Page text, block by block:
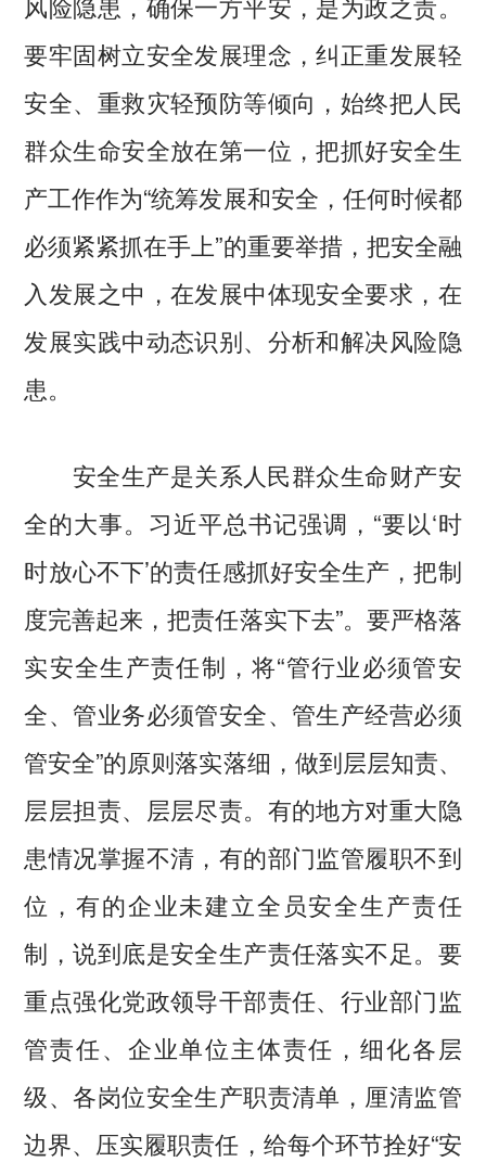
要牢固树立安全发展理念，纠正重发展轻
安全、重救灾轻预防等倾向，始终把人民
群众生命安全放在第一位，把抓好安全生
产工作作为“统筹发展和安全，任何时候都
必须紧紧抓在手上”的重要举措，把安全融
入发展之中，在发展中体现安全要求，在
发展实践中动态识别、分析和解决风险隐
患。
安全生产是关系人民群众生命财产安
全的大事。习近平总书记强调，“要以‘时
时放心不下’的责任感抓好安全生产，把制
度完善起来，把责任落实下去”。要严格落
实安全生产责任制，将“管行业必须管安
全、管业务必须管安全、管生产经营必须
管安全”的原则落实落细，做到层层知责、
层层担责、层层尽责。有的地方对重大隐
患情况掌握不清，有的部门监管履职不到
位，有的企业未建立全员安全生产责任
制，说到底是安全生产责任落实不足。要
重点强化党政领导干部责任、行业部门监
管责任、企业单位主体责任，细化各层
级、各岗位安全生产职责清单，厘清监管
边界、压实履职责任，给每个环节拴好“安